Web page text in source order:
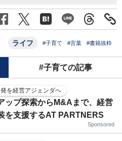
ライフ #子育て #言葉 #書籍抜粋
#子育ての記事
を経営アジェンダへ
ップ探索からM&Aまで、経営
を支援するAT PARTNERS
Sponsored